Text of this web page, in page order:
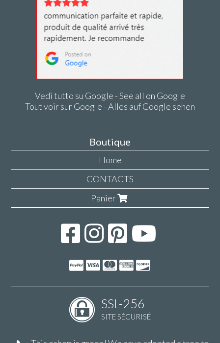
Vedi tutto su Google - See all on Google
Tout voir sur Google - Alles auf Google sehen
Boutique
Home
CONTACTS
Panier
SSL-256
SITE SÉCURISÉ